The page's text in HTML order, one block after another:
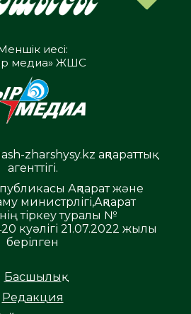
иесі:
медиа» ЖШС
zharshysy.kz ақпараттық
агенттігі.
Ақпарат және
министрлігі,Ақпарат
тіркеу туралы №
куәлігі 21.07.2022 жылы
берілген
Басшылық
Редакция